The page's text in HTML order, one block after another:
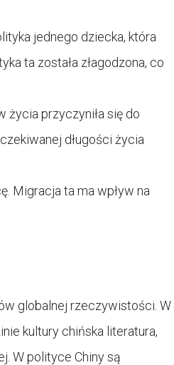
jednego dziecka, która
ta została złagodzona, co
życia przyczyniła się do
długości życia
Migracja ta ma wpływ na
globalnej rzeczywistości. W
kultury chińska literatura,
W polityce Chiny są